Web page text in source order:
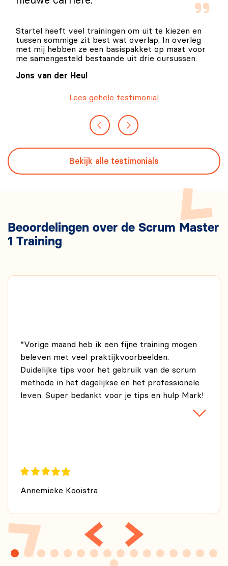
Startel heeft veel trainingen om uit te kiezen en
tussen sommige zit best wat overlap. In overleg
met mij hebben ze een basispakket op maat voor
me samengesteld bestaande uit drie cursussen.
Jons van der Heul
Lees gehele testimonial
Bekijk alle testimonials
Beoordelingen over de Scrum Master
1 Training
“Vorige maand heb ik een fijne training mogen
beleven met veel praktijkvoorbeelden.
Duidelijke tips voor het gebruik van de scrum
methode in het dagelijkse en het professionele
leven. Super bedankt voor je tips en hulp Mark!
Annemieke Kooistra